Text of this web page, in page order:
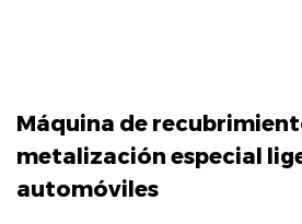
Máquina de
metalización especial
automóviles